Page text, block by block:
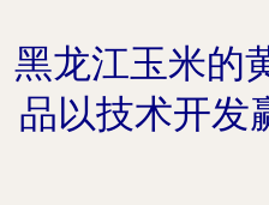
黑龙江玉米的
品以技术开发